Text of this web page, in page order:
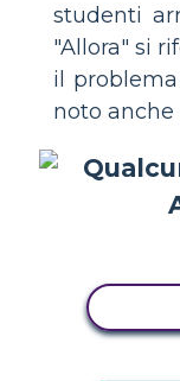
studenti
"Allora" si
il
noto anche